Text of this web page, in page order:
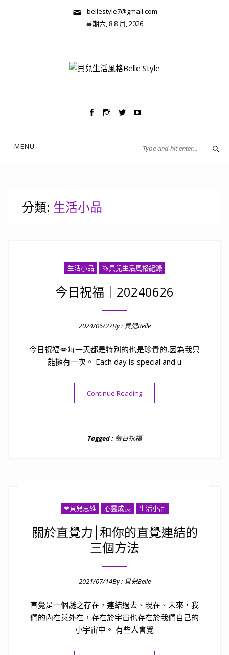
bellestyle7@gmail.com
星期六, 8 8 月, 2026
MENU
分類: 生活小品
生活小品 🦄️貝兒生活風格紀錄
今日祝福｜20240626
2024/06/27By : 貝兒Belle
今日祝福💋每一天都是特別的也是珍貴的,因為我只
能擁有一次。 Each day is special and u
Continue Reading“今日祝福｜20240626”
Tagged : 每日祝福
❤貝兒思維 心靈成長 生活小品
關於直覺力⎮和你的直覺連結的
三個方法
2021/07/14By : 貝兒Belle
直覺是一個謎之存在，連結過去、現在、未來，我
們的內在與外在，存在於宇宙也存在於我們自己的
小宇宙中。 有些人會覺